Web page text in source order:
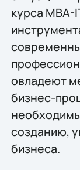
курса MBA-
овладеют
бизнес-
созданию,
бизнеса.